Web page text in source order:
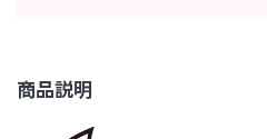
商品説明